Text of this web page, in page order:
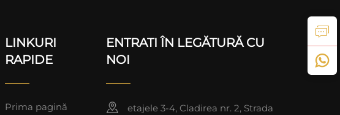
LINKURI
RAPIDE
Prima pagină
ENTRATI ÎN LEGĂTURĂ CU
NOI
etajele 3-4, Cladirea nr. 2, Strada